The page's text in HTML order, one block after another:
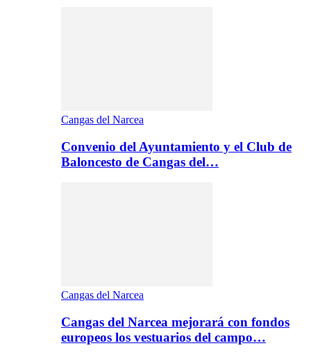
Cangas del Narcea
Convenio del Ayuntamiento y el Club de
Baloncesto de Cangas del…
Cangas del Narcea
Cangas del Narcea mejorará con fondos
europeos los vestuarios del campo…